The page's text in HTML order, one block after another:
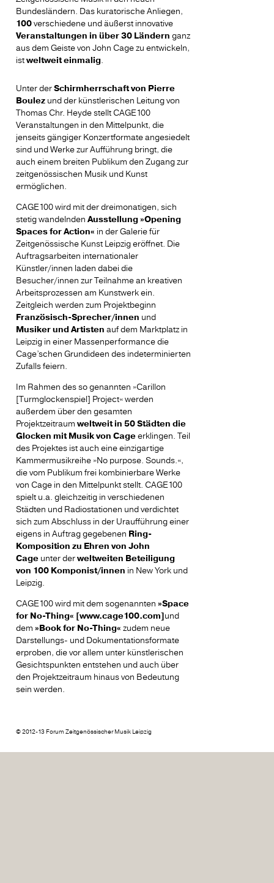
Bundesländern. Das kuratorische Anliegen,
100 verschiedene und äußerst innovative
Veranstaltungen in über 30 Ländern ganz
aus dem Geiste von John Cage zu entwickeln,
ist weltweit einmalig.
Unter der Schirmherrschaft von Pierre
Boulez und der künstlerischen Leitung von
Thomas Chr. Heyde stellt CAGE100
Veranstaltungen in den Mittelpunkt, die
jenseits gängiger Konzertformate angesiedelt
sind und Werke zur Aufführung bringt, die
auch einem breiten Publikum den Zugang zur
zeitgenössischen Musik und Kunst
ermöglichen.
CAGE100 wird mit der dreimonatigen, sich
stetig wandelnden Ausstellung »Opening
Spaces for Action« in der Galerie für
Zeitgenössische Kunst Leipzig eröffnet. Die
Auftragsarbeiten internationaler
Künstler/innen laden dabei die
Besucher/innen zur Teilnahme an kreativen
Arbeitsprozessen am Kunstwerk ein.
Zeitgleich werden zum Projektbeginn
Französisch-Sprecher/innen und
Musiker und Artisten auf dem Marktplatz in
Leipzig in einer Massenperformance die
Cage’schen Grundideen des indeterminierten
Zufalls feiern.
Im Rahmen des so genannten »Carillon
[Turmglockenspiel] Project« werden
außerdem über den gesamten
Projektzeitraum weltweit in 50 Städten die
Glocken mit Musik von Cage erklingen. Teil
des Projektes ist auch eine einzigartige
Kammermusikreihe »No purpose. Sounds.«,
die vom Publikum frei kombinierbare Werke
von Cage in den Mittelpunkt stellt. CAGE100
spielt u.a. gleichzeitig in verschiedenen
Städten und Radiostationen und verdichtet
sich zum Abschluss in der Uraufführung einer
eigens in Auftrag gegebenen Ring-
Komposition zu Ehren von John
Cage unter der weltweiten Beteiligung
von 100 Komponist/innen in New York und
Leipzig.
CAGE100 wird mit dem sogenannten »Space
for No-Thing« [www.cage100.com] und
dem »Book for No-Thing« zudem neue
Darstellungs- und Dokumentationsformate
erproben, die vor allem unter künstlerischen
Gesichtspunkten entstehen und auch über
den Projektzeitraum hinaus von Bedeutung
sein werden.
© 2012-13 Forum Zeitgenössischer Musik Leipzig